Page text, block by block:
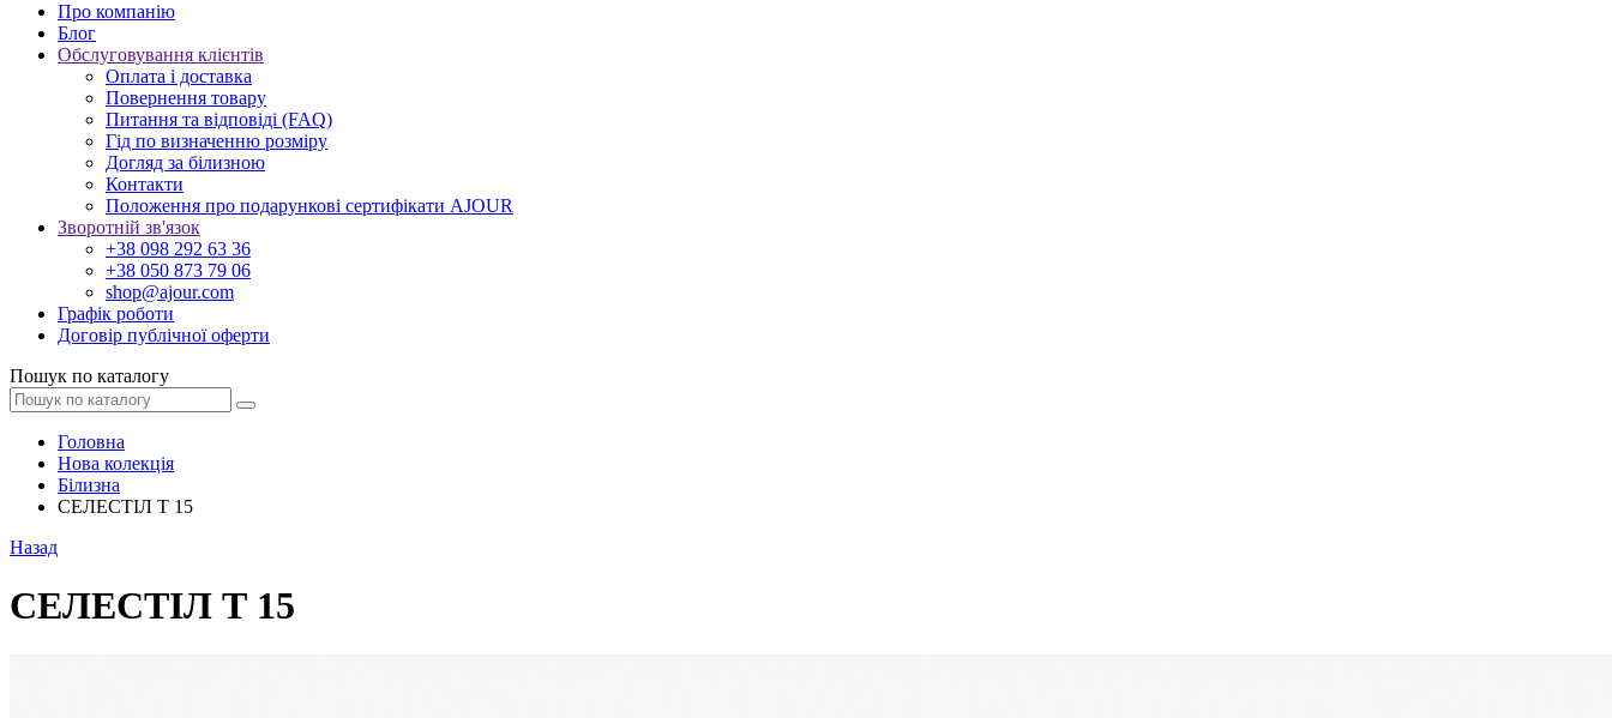
Про компанію
Блог
Обслуговування клієнтів
Оплата і доставка
Повернення товару
Питання та відповіді (FAQ)
Гід по визначенню розміру
Догляд за білизною
Контакти
Положення про подарункові сертифікати AJOUR
Зворотній зв'язок
+38 098 292 63 36
+38 050 873 79 06
shop@ajour.com
Графік роботи
Договір публічної оферти
Пошук по каталогу
Головна
Нова колекція
Білизна
СЕЛЕСТІЛ Т 15
Назад
СЕЛЕСТІЛ Т 15